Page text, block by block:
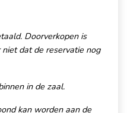
Doorverkopen is
dat de reservatie nog
in de zaal.
kan worden aan de